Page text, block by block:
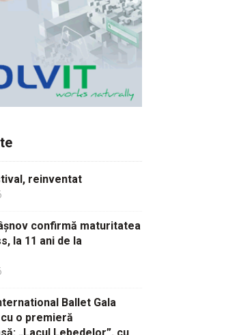
reinventat
confirmă maturitatea
la 11 ani de la
Ballet Gala
o premieră